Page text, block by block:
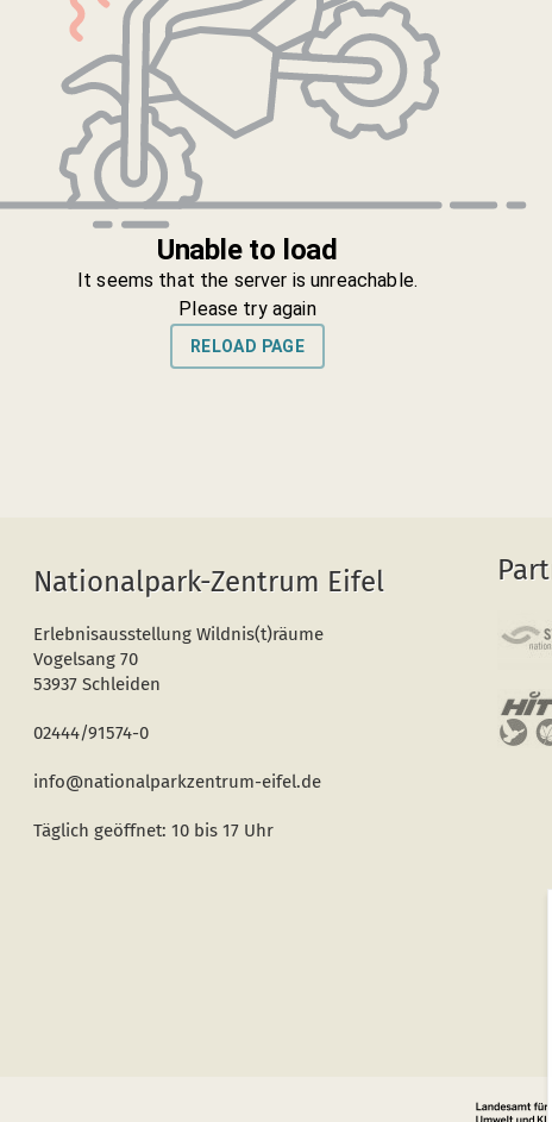
Nationalpark-Zentrum Eifel
Erlebnisausstellung Wildnis(t)räume
Vogelsang 70
53937 Schleiden
02444/91574-0
info@nationalparkzentrum-eifel.de
Täglich geöffnet: 10 bis 17 Uhr